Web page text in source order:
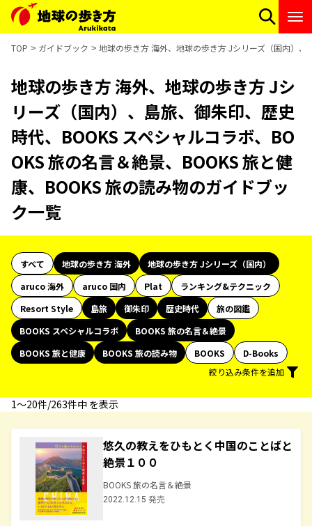
TOP ガイドブック 地球の歩き方 海外、地球の歩き方 Jシリーズ（国内）
地球の歩き方 海外、地球の歩き方 Jシ
リーズ（国内）、島旅、御朱印、歴史
時代、BOOKS スペシャルコラボ、BO
OKS 旅の名言＆絶景、BOOKS 旅と健
康、BOOKS 旅の読み物のガイドブッ
ク一覧
すべて 地球の歩き方 海外
地球の歩き方 Jシリーズ（国内）
aruco 海外
aruco 国内 Plat
ランキング&テクニック
Resort Style
島旅 御朱印 歴史時代
旅の図鑑
BOOKS スペシャルコラボ
BOOKS 旅の名言＆絶景
BOOKS 旅と健康
BOOKS 旅の読み物 BOOKS
D-Books
絞り込み条件を追加
1〜20件/263件中 を表示
悠久の教えをひもとく中国のことばと
絶景１００
BOOKS 旅の名言＆絶景
2022.12.15 発売